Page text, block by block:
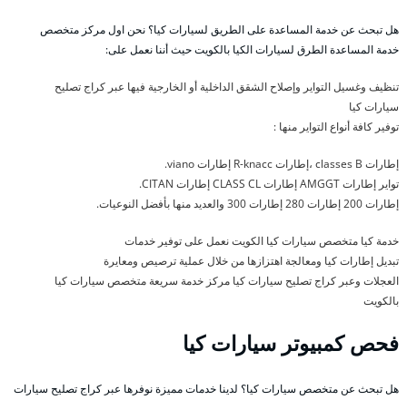
هل تبحث عن خدمة المساعدة على الطريق لسيارات كيا؟ نحن اول مركز متخصص
خدمة المساعدة الطرق لسيارات الكيا بالكويت حيث أننا نعمل على:
تنظيف وغسيل التواير وإصلاح الشقق الداخلية أو الخارجية فيها عبر كراج تصليح
سيارات كيا
توفير كافة أنواع التواير منها :
إطارات classes B ،إطارات R-knacc إطارات viano.
تواير إطارات AMGGT إطارات CLASS CL إطارات CITAN.
إطارات 200 إطارات 280 إطارات 300 والعديد منها بأفضل النوعيات.
خدمة كيا متخصص سيارات كيا الكويت نعمل على توفير خدمات
تبديل إطارات كيا ومعالجة اهتزازها من خلال عملية ترصيص ومعايرة
العجلات وعبر كراج تصليح سيارات كيا مركز خدمة سريعة متخصص سيارات كيا
بالكويت
فحص كمبيوتر سيارات كيا
هل تبحث عن متخصص سيارات كيا؟ لدينا خدمات مميزة نوفرها عبر كراج تصليح سيارات